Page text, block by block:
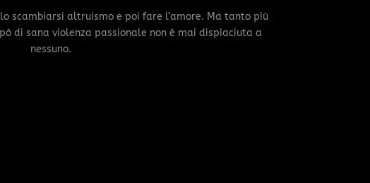
scambiarsi altruismo e poi fare l’amore. Ma tanto più
di sana violenza passionale non è mai dispiaciuta a
nessuno.